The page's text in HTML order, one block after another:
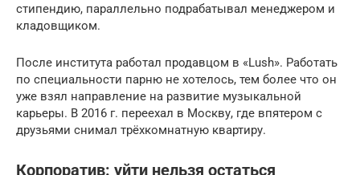
стипендию, параллельно подрабатывал менеджером и
кладовщиком.
После института работал продавцом в «Lush». Работать
по специальности парню не хотелось, тем более что он
уже взял направление на развитие музыкальной
карьеры. В 2016 г. переехал в Москву, где впятером с
друзьями снимал трёхкомнатную квартиру.
Корпоратив: уйти нельзя остаться